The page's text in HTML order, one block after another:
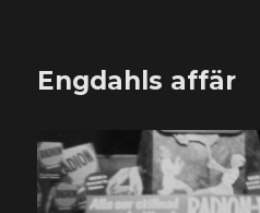
Engdahls affär